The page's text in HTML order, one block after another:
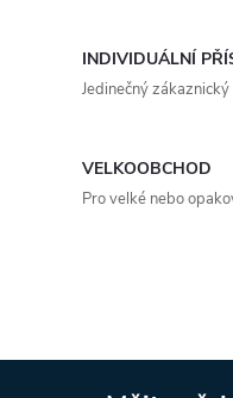
y
INDIVIDUÁLNÍ
Jedinečný
VELKOOBCHOD
Pro velké nebo